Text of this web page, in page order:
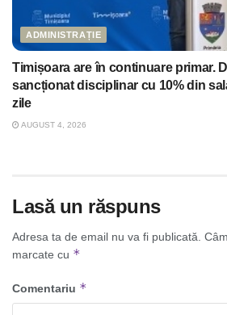
ADMINISTRAȚIE
Timișoara are în continuare primar.
sancționat disciplinar cu 10% din
zile
AUGUST 4, 2026
Lasă un răspuns
Adresa ta de email nu va fi publicată.
marcate cu *
Comentariu *